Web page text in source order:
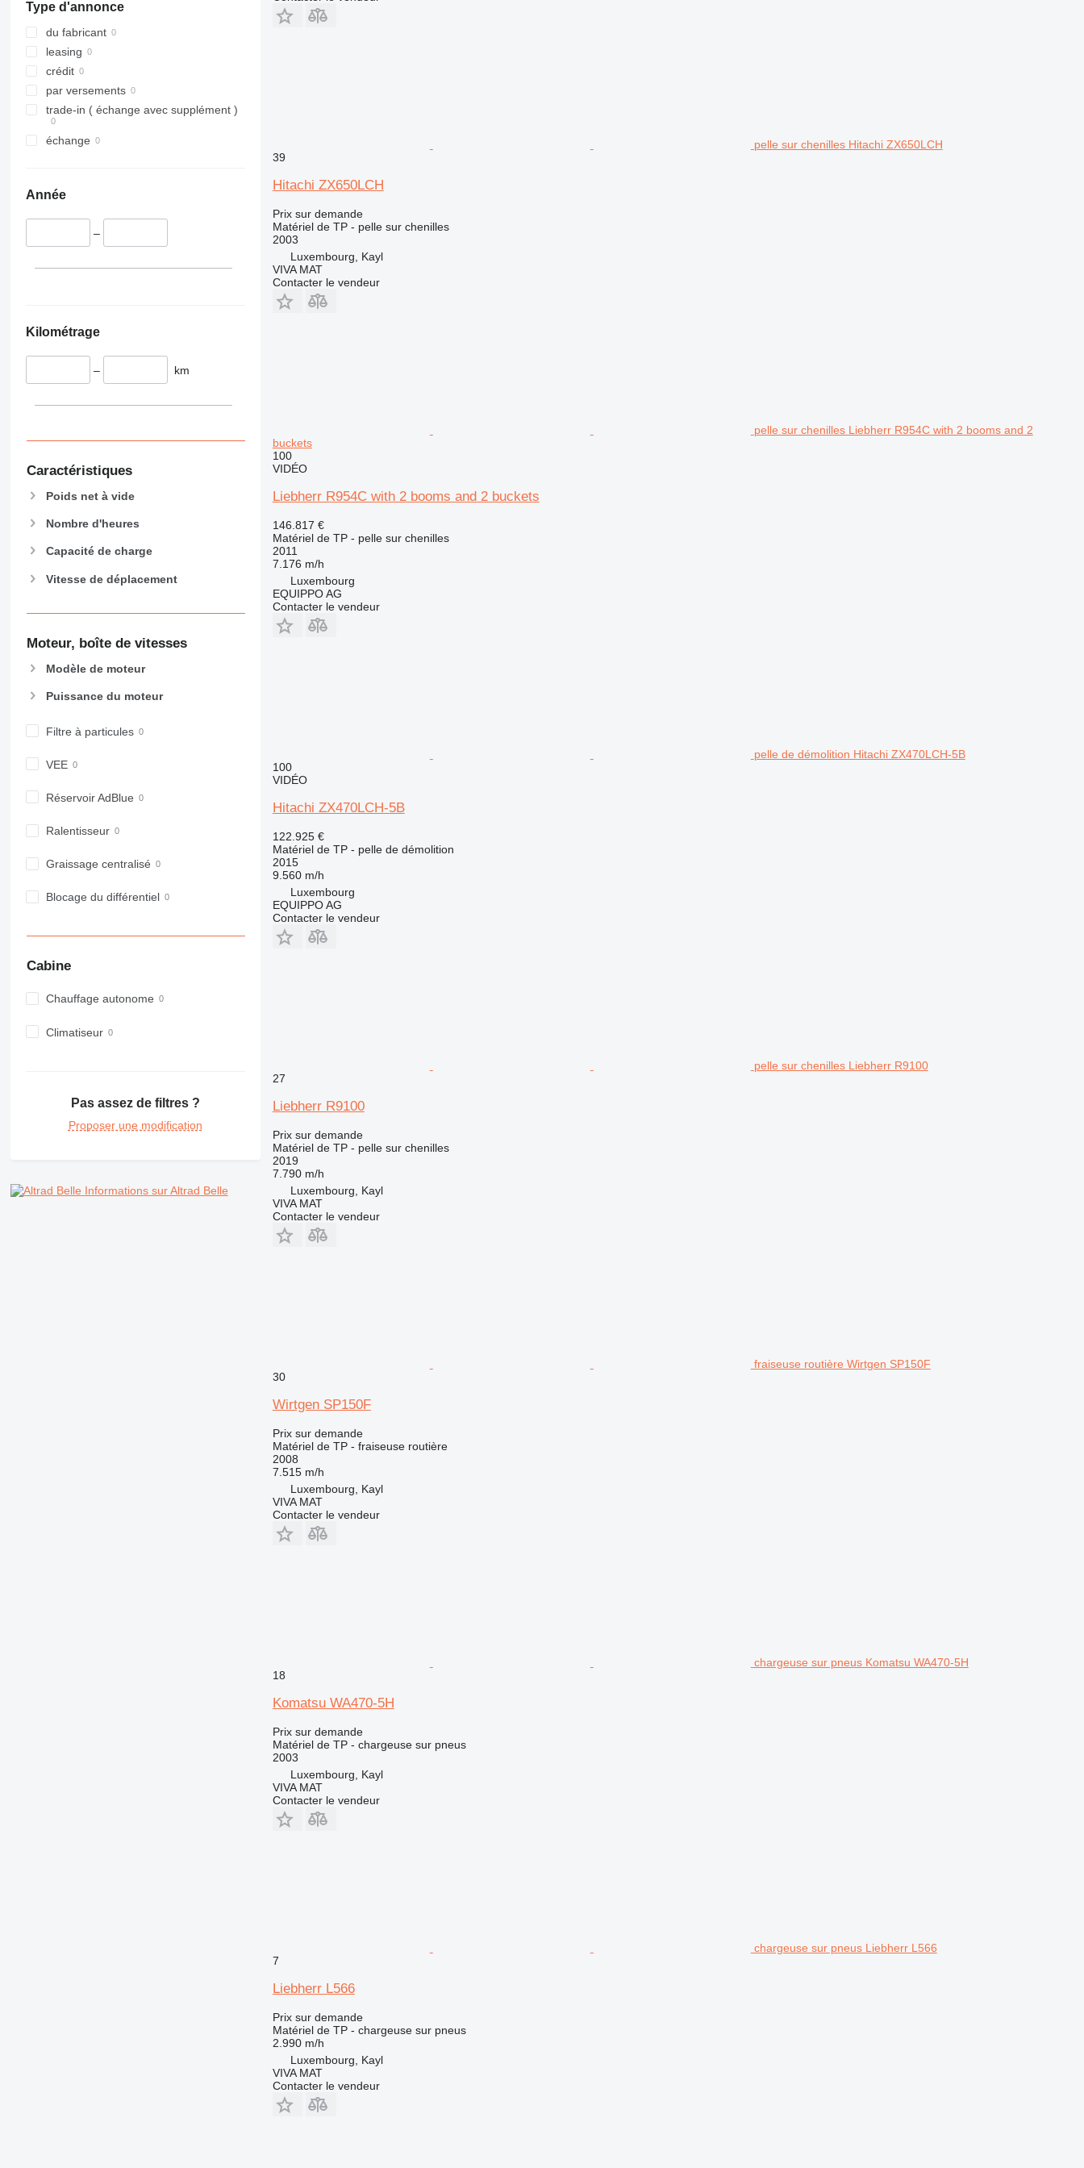
316
317
318
319
320
321
323
330
350
365
424
426
432
589
906
907
914
924
928
930
950
955
963
973
982
992
C-series
D series
456
457
8008
8018
8025
8026
8035
S-Series
E-series
Liftlux
Pecolift
Toucan
Type d'annonce
du fabricant
leasing
crédit
par versements
trade-in ( échange avec supplément )
échange
Année
–
Kilométrage
– km
Caractéristiques
Poids net à vide
Nombre d'heures
Capacité de charge
Vitesse de déplacement
Moteur, boîte de vitesses
Modèle de moteur
Puissance du moteur
Filtre à particules
VEE
Réservoir AdBlue
Ralentisseur
Graissage centralisé
Blocage du différentiel
Cabine
Chauffage autonome
Climatiseur
Pas assez de filtres ?
Proposer une modification
Informations sur Altrad Belle
pelle sur chenilles Hitachi ZX650LCH
39
Hitachi ZX650LCH
Prix sur demande
Matériel de TP - pelle sur chenilles
2003
Luxembourg, Kayl
VIVA MAT
Contacter le vendeur
pelle sur chenilles Liebherr R954C with 2 booms and 2
buckets
100
VIDÉO
Liebherr R954C with 2 booms and 2 buckets
146.817 €
Matériel de TP - pelle sur chenilles
2011
7.176 m/h
Luxembourg
EQUIPPO AG
Contacter le vendeur
pelle de démolition Hitachi ZX470LCH-5B
100
VIDÉO
Hitachi ZX470LCH-5B
122.925 €
Matériel de TP - pelle de démolition
2015
9.560 m/h
Luxembourg
EQUIPPO AG
Contacter le vendeur
pelle sur chenilles Liebherr R9100
27
Liebherr R9100
Prix sur demande
Matériel de TP - pelle sur chenilles
2019
7.790 m/h
Luxembourg, Kayl
VIVA MAT
Contacter le vendeur
fraiseuse routière Wirtgen SP150F
30
Wirtgen SP150F
Prix sur demande
Matériel de TP - fraiseuse routière
2008
7.515 m/h
Luxembourg, Kayl
VIVA MAT
Contacter le vendeur
chargeuse sur pneus Komatsu WA470-5H
18
Komatsu WA470-5H
Prix sur demande
Matériel de TP - chargeuse sur pneus
2003
Luxembourg, Kayl
VIVA MAT
Contacter le vendeur
chargeuse sur pneus Liebherr L566
7
Liebherr L566
Prix sur demande
Matériel de TP - chargeuse sur pneus
2.990 m/h
Luxembourg, Kayl
VIVA MAT
Contacter le vendeur